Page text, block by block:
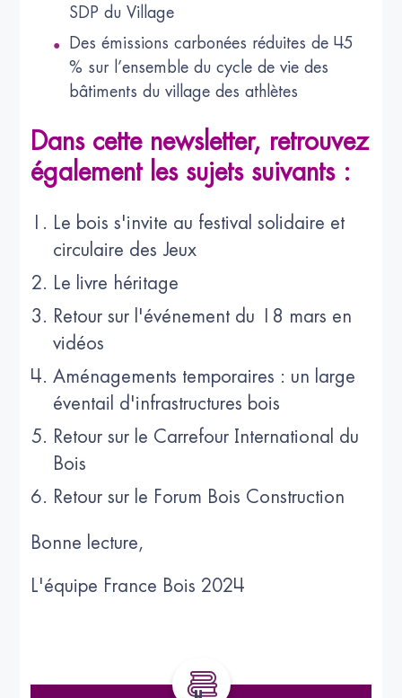
SDP du Village
Des émissions carbonées réduites de 45
% sur l’ensemble du cycle de vie des
bâtiments du village des athlètes
Dans cette newsletter, retrouvez
également les sujets suivants :
Le bois s'invite au festival solidaire et
circulaire des Jeux
Le livre héritage
Retour sur l'événement du 18 mars en
vidéos
Aménagements temporaires : un large
éventail d'infrastructures bois
Retour sur le Carrefour International du
Bois
Retour sur le Forum Bois Construction
Bonne lecture,
L'équipe France Bois 2024